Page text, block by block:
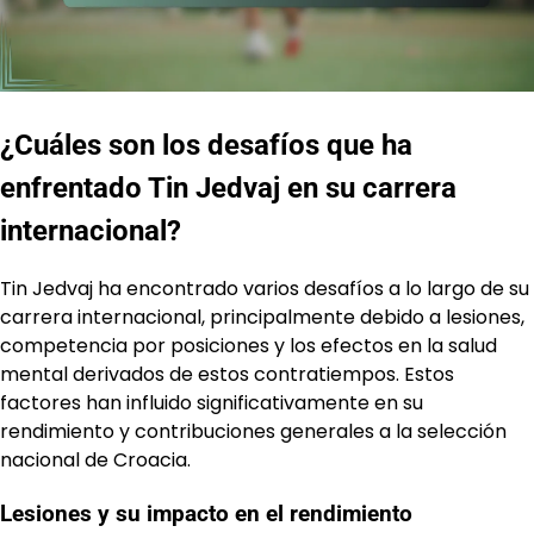
¿Cuáles son los desafíos que ha
enfrentado Tin Jedvaj en su carrera
internacional?
Tin Jedvaj ha encontrado varios desafíos a lo largo de su
carrera internacional, principalmente debido a lesiones,
competencia por posiciones y los efectos en la salud
mental derivados de estos contratiempos. Estos
factores han influido significativamente en su
rendimiento y contribuciones generales a la selección
nacional de Croacia.
Lesiones y su impacto en el rendimiento